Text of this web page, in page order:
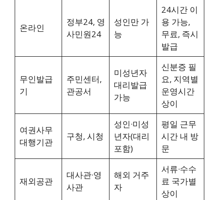
온라인
정부24, 영
사민원24
성인만 가
능
24시간 이
용 가능,
무료, 즉시
발급
무인발급
기
주민센터,
관공서
미성년자
대리발급
가능
신분증 필
요, 지역별
운영시간
상이
여권사무
대행기관
구청, 시청
성인·미성
년자(대리
포함)
평일 근무
시간 내 방
문
재외공관
대사관·영
사관
해외 거주
자
서류·수수
료 국가별
상이